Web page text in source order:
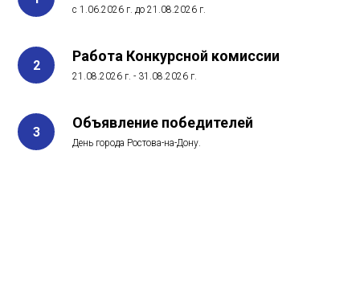
с 1.06.2026 г. до 21.08.2026 г.
Работа Конкурсной комиссии
21.08.2026 г. - 31.08.2026 г.
Объявление победителей
День города Ростова-на-Дону.